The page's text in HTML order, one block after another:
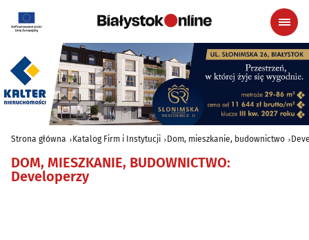
Strona główna Katalog Firm i Instytucji Dom, mieszkanie, budownictwo
DOM, MIESZKANIE, BUDOWNICTWO:
Developerzy